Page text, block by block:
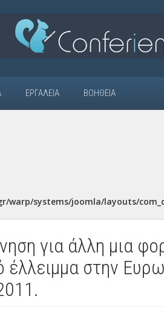
ΕΡΓΑΛΕΊΑ ΒΟΉΘΕΙΑ
warp/systems/joomla/layouts/
για άλλη μια
έλλειμμα στην